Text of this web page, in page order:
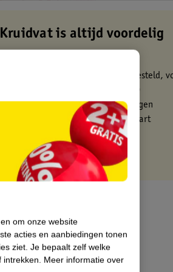
Kruidvat is altijd voordelig
Op werkdagen voor 22:00 uur besteld,
Gratis thuisbezorgd vanaf 50.00
Gratis retourneren binnen 30 dagen
Gratis punten met je Kruidvat kaart
om onze website
acties en aanbiedingen tonen
ziet. Je bepaalt zelf welke
intrekken. Meer informatie over